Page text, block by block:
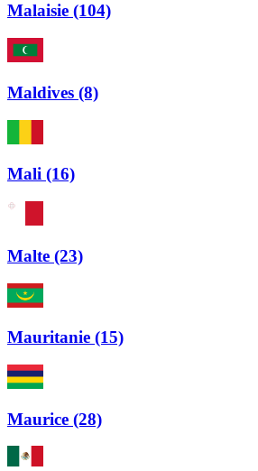
Malaisie (104)
Maldives (8)
Mali (16)
Malte (23)
Mauritanie (15)
Maurice (28)